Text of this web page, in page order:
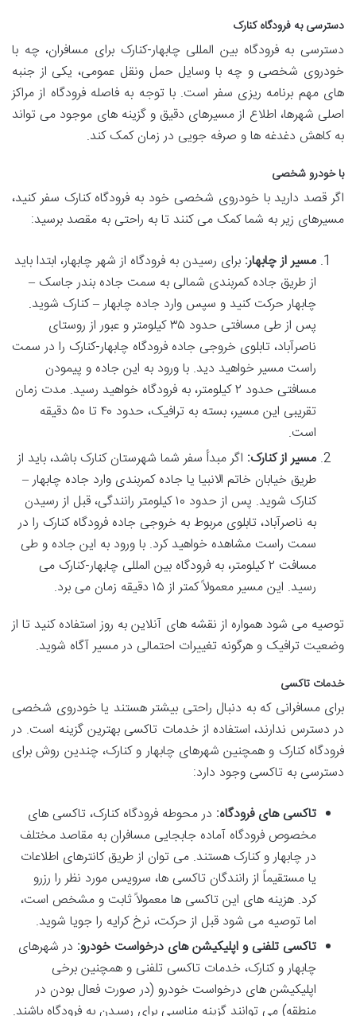
دسترسی به فرودگاه کنارک
دسترسی به فرودگاه بین المللی چابهار-کنارک برای مسافران، چه با
خودروی شخصی و چه با وسایل حمل ونقل عمومی، یکی از جنبه
های مهم برنامه ریزی سفر است. با توجه به فاصله فرودگاه از مراکز
اصلی شهرها، اطلاع از مسیرهای دقیق و گزینه های موجود می تواند
به کاهش دغدغه ها و صرفه جویی در زمان کمک کند.
با خودرو شخصی
اگر قصد دارید با خودروی شخصی خود به فرودگاه کنارک سفر کنید،
مسیرهای زیر به شما کمک می کنند تا به راحتی به مقصد برسید:
مسیر از چابهار: برای رسیدن به فرودگاه از شهر چابهار، ابتدا باید
از طریق جاده کمربندی شمالی به سمت جاده بندر جاسک –
چابهار حرکت کنید و سپس وارد جاده چابهار – کنارک شوید.
پس از طی مسافتی حدود ۳۵ کیلومتر و عبور از روستای
ناصرآباد، تابلوی خروجی جاده فرودگاه چابهار-کنارک را در سمت
راست مسیر خواهید دید. با ورود به این جاده و پیمودن
مسافتی حدود ۲ کیلومتر، به فرودگاه خواهید رسید. مدت زمان
تقریبی این مسیر، بسته به ترافیک، حدود ۴۰ تا ۵۰ دقیقه
است.
مسیر از کنارک: اگر مبدأ سفر شما شهرستان کنارک باشد، باید از
طریق خیابان خاتم الانبیا یا جاده کمربندی وارد جاده چابهار –
کنارک شوید. پس از حدود ۱۰ کیلومتر رانندگی، قبل از رسیدن
به ناصرآباد، تابلوی مربوط به خروجی جاده فرودگاه کنارک را در
سمت راست مشاهده خواهید کرد. با ورود به این جاده و طی
مسافت ۲ کیلومتر، به فرودگاه بین المللی چابهار-کنارک می
رسید. این مسیر معمولاً کمتر از ۱۵ دقیقه زمان می برد.
توصیه می شود همواره از نقشه های آنلاین به روز استفاده کنید تا از
وضعیت ترافیک و هرگونه تغییرات احتمالی در مسیر آگاه شوید.
خدمات تاکسی
برای مسافرانی که به دنبال راحتی بیشتر هستند یا خودروی شخصی
در دسترس ندارند، استفاده از خدمات تاکسی بهترین گزینه است. در
فرودگاه کنارک و همچنین شهرهای چابهار و کنارک، چندین روش برای
دسترسی به تاکسی وجود دارد:
تاکسی های فرودگاه: در محوطه فرودگاه کنارک، تاکسی های
مخصوص فرودگاه آماده جابجایی مسافران به مقاصد مختلف
در چابهار و کنارک هستند. می توان از طریق کانترهای اطلاعات
یا مستقیماً از رانندگان تاکسی ها، سرویس مورد نظر را رزرو
کرد. هزینه های این تاکسی ها معمولاً ثابت و مشخص است،
اما توصیه می شود قبل از حرکت، نرخ کرایه را جویا شوید.
تاکسی تلفنی و اپلیکیشن های درخواست خودرو: در شهرهای
چابهار و کنارک، خدمات تاکسی تلفنی و همچنین برخی
اپلیکیشن های درخواست خودرو (در صورت فعال بودن در
منطقه) می توانند گزینه مناسبی برای رسیدن به فرودگاه باشند.